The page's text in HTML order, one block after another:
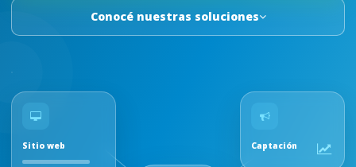
Conocé nuestras soluciones
Sitio web Captación